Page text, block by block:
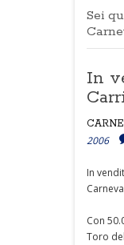
Sei
In
2006
In
Con
Toro